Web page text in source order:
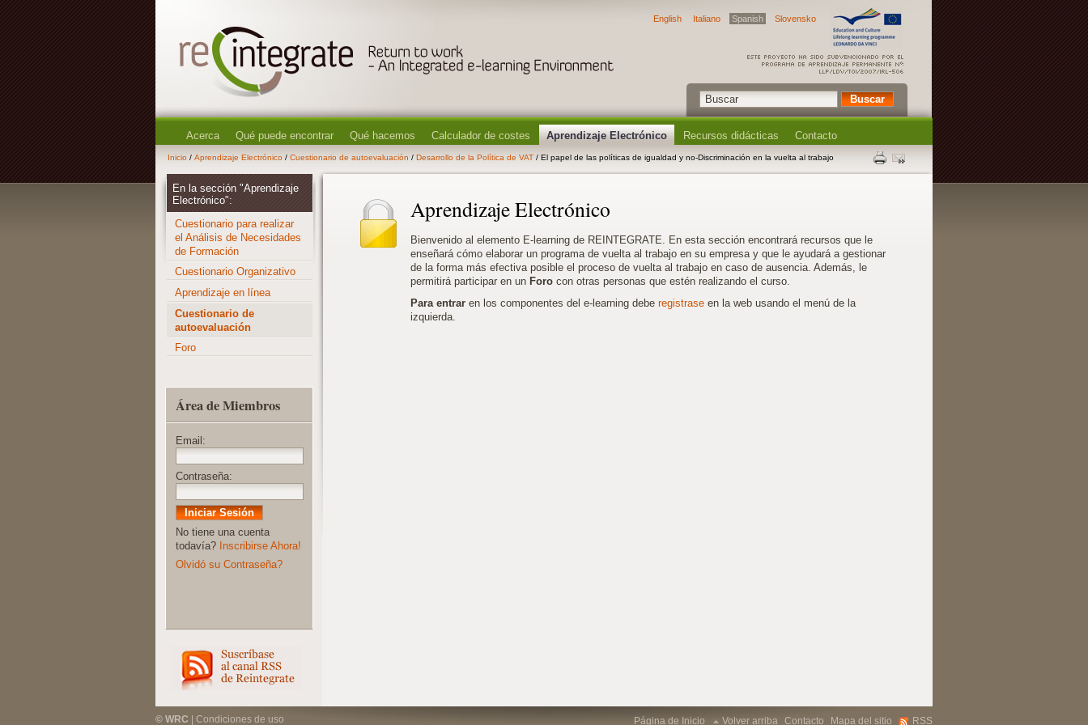
English Italiano Spanish Slovensko
Acerca Qué puede encontrar Qué hacemos Calculador de costes Aprendizaje Electrónico Recursos didácticas Contacto
Inicio / Aprendizaje Electrónico / Cuestionario de autoevaluación / Desarrollo de la Política de VAT / El papel de las políticas de igualdad y no-Discriminación en la vuelta al trabajo
Aprendizaje Electrónico
Bienvenido al elemento E-learning de REINTEGRATE. En esta sección encontrará recursos que le
enseñará cómo elaborar un programa de vuelta al trabajo en su empresa y que le ayudará a gestionar
de la forma más efectiva posible el proceso de vuelta al trabajo en caso de ausencia. Además, le
permitirá participar en un Foro con otras personas que estén realizando el curso.
Para entrar en los componentes del e-learning debe registrase en la web usando el menú de la
izquierda.
En la sección "Aprendizaje
Electrónico":
Cuestionario para realizar
el Análisis de Necesidades
de Formación
Cuestionario Organizativo
Aprendizaje en línea
Cuestionario de
autoevaluación
Foro
Área de Miembros
Email:
Contraseña:
No tiene una cuenta
todavía? Inscribirse Ahora!
Olvidó su Contraseña?
© WRC Condiciones de uso Página de Inicio Volver arriba Contacto Mapa del sitio RSS